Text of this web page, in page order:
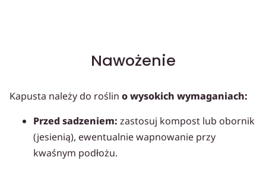
Nawożenie
Kapusta należy do roślin o wysokich wymaganiach:
Przed sadzeniem: zastosuj kompost lub obornik
(jesienią), ewentualnie wapnowanie przy
kwaśnym podłożu.